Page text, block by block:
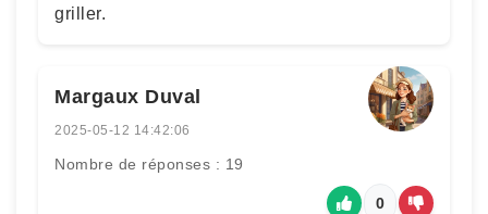
griller.
Margaux Duval
2025-05-12 14:42:06
Nombre de réponses : 19
0